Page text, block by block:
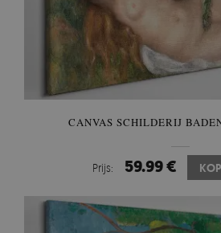
CANVAS SCHILDERIJ
Prijs: 59.99 €